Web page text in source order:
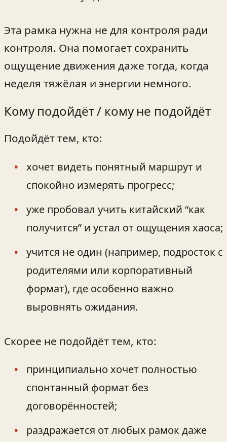
Эта рамка нужна не для контроля ради
контроля. Она помогает сохранить
ощущение движения даже тогда, когда
неделя тяжёлая и энергии немного.
Кому подойдёт / кому не подойдёт
Подойдёт тем, кто:
хочет видеть понятный маршрут и
спокойно измерять прогресс;
уже пробовал учить китайский “как
получится” и устал от ощущения хаоса;
учится не один (например, подросток с
родителями или корпоративный
формат), где особенно важно
выровнять ожидания.
Скорее не подойдёт тем, кто:
принципиально хочет полностью
спонтанный формат без
договорённостей;
раздражается от любых рамок даже